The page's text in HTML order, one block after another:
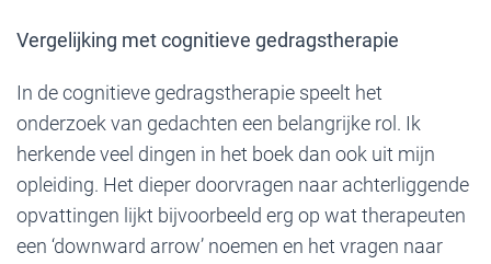
Vergelijking met cognitieve gedragstherapie
In de cognitieve gedragstherapie speelt het
onderzoek van gedachten een belangrijke rol. Ik
herkende veel dingen in het boek dan ook uit mijn
opleiding. Het dieper doorvragen naar achterliggende
opvattingen lijkt bijvoorbeeld erg op wat therapeuten
een ‘downward arrow’ noemen en het vragen naar